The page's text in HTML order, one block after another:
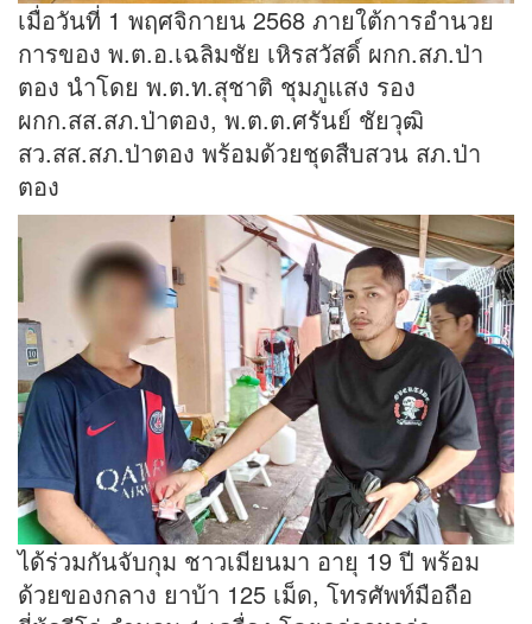
เมื่อวันที่ 1 พฤศจิกายน 2568 ภายใต้การอำนวย
การของ พ.ต.อ.เฉลิมชัย เหิรสวัสดิ์ ผกก.สภ.ป่า
ตอง นำโดย พ.ต.ท.สุชาติ ชุมภูแสง รอง
ผกก.สส.สภ.ป่าตอง, พ.ต.ต.ศรันย์ ชัยวุฒิ
สว.สส.สภ.ป่าตอง พร้อมด้วยชุดสืบสวน สภ.ป่า
ตอง
ได้ร่วมกันจับกุม ชาวเมียนมา อายุ 19 ปี พร้อม
ด้วยของกลาง ยาบ้า 125 เม็ด, โทรศัพท์มือถือ